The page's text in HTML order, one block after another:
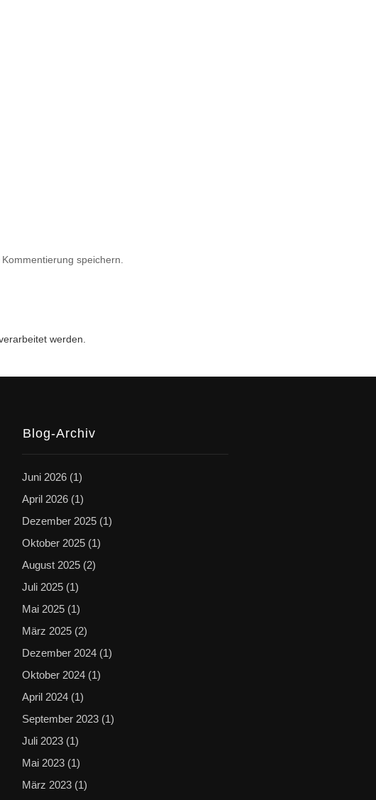
speichern.
werden.
Blog-Archiv
Juni 2026(1)
April 2026(1)
Dezember 2025(1)
Oktober 2025(1)
August 2025(2)
Juli 2025(1)
Mai 2025(1)
März 2025(2)
Dezember 2024(1)
Oktober 2024(1)
April 2024(1)
September 2023(1)
Juli 2023(1)
Mai 2023(1)
März 2023(1)